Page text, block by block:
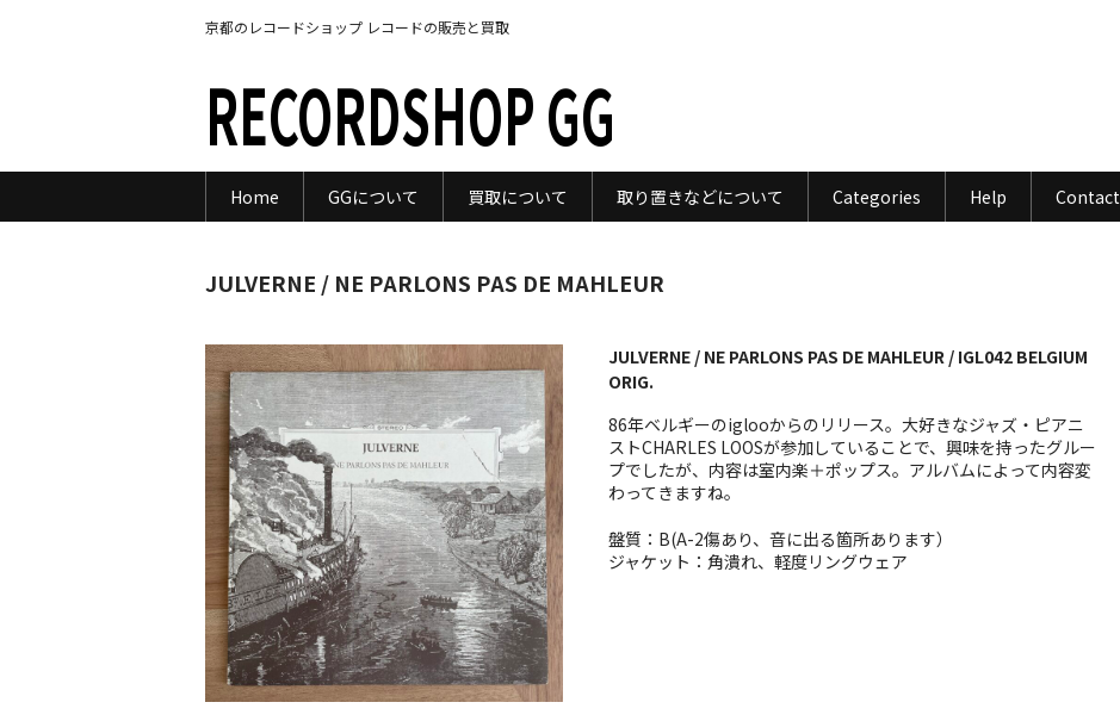
京都のレコードショップ レコードの販売と買取
RECORDSHOP GG
Home GGについて 買取について 取り置きなどについて Categories Help Contact
JULVERNE / NE PARLONS PAS DE MAHLEUR
JULVERNE / NE PARLONS PAS DE MAHLEUR / IGL042 BELGIUM
ORIG.
86年ベルギーのiglooからのリリース。大好きなジャズ・ピアニ
ストCHARLES LOOSが参加していることで、興味を持ったグルー
プでしたが、内容は室内楽＋ポップス。アルバムによって内容変
わってきますね。
盤質：B(A-2傷あり、音に出る箇所あります）
ジャケット：角潰れ、軽度リングウェア